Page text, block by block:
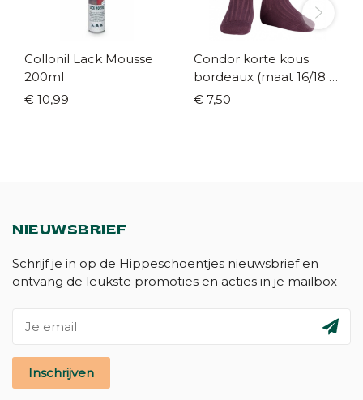
Collonil Lack Mousse
200ml
€ 10,99
Condor korte kous
bordeaux (maat 16/18 -
36/39)
€ 7,50
NIEUWSBRIEF
Schrijf je in op de Hippeschoentjes nieuwsbrief en
ontvang de leukste promoties en acties in je mailbox
Inschrijven